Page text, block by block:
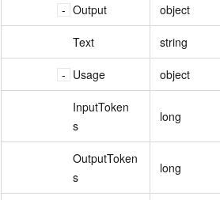
Output object
Text string
Usage object
InputToken
s
long
OutputToken
s
long